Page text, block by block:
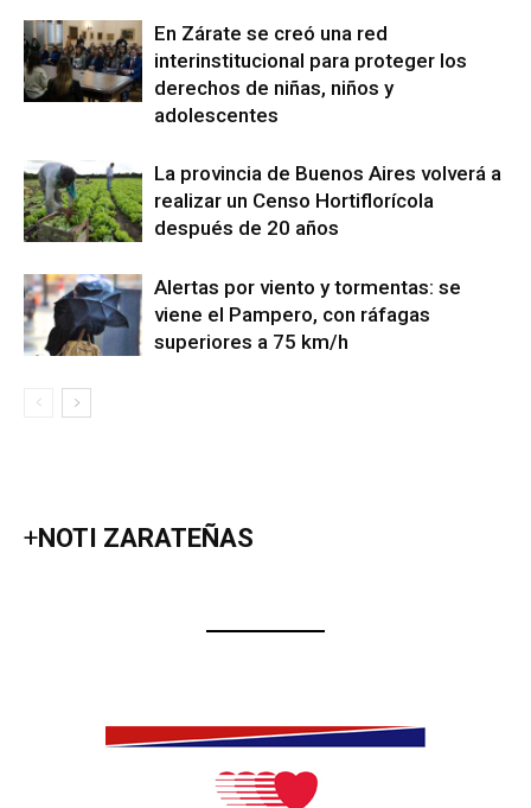
En Zárate se creó una red
interinstitucional para proteger los
derechos de niñas, niños y
adolescentes
La provincia de Buenos Aires volverá a
realizar un Censo Hortiflorícola
después de 20 años
Alertas por viento y tormentas: se
viene el Pampero, con ráfagas
superiores a 75 km/h
+NOTI ZARATEÑAS